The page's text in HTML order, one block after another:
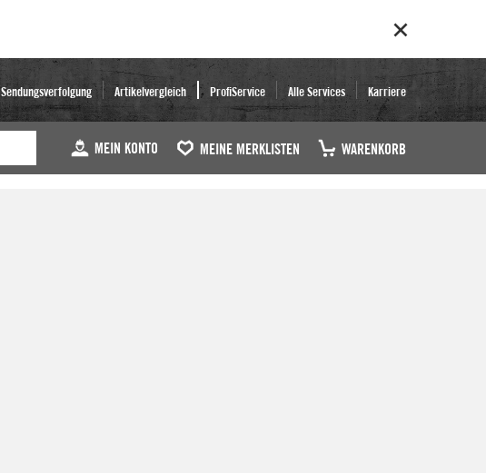
Sendungsverfolgung Artikelvergleich ProfiService Alle Services Karriere
MEIN KONTO MEINE MERKLISTEN WARENKORB